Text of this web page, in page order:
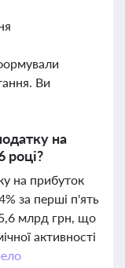
Ви
на
році?
на прибуток
за перші п'ять
5,6 млрд грн, що
активності